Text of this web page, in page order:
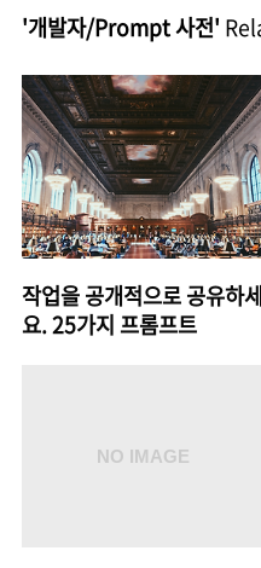
'개발자/Prompt 사전'
작업을 공개적으로 공유하세
요. 25가지 프롬프트